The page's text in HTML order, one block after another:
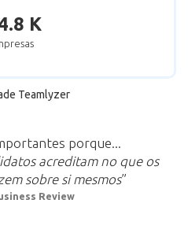
K
Teamlyzer
porque...
acreditam no que os
sobre si mesmos”
Review